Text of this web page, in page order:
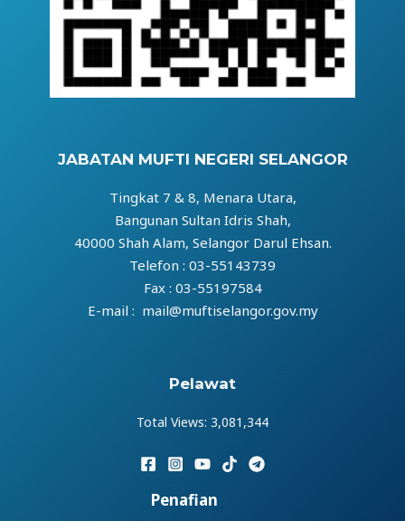
JABATAN MUFTI NEGERI SELANGOR
Tingkat 7 & 8, Menara Utara,
Bangunan Sultan Idris Shah,
40000 Shah Alam, Selangor Darul Ehsan.
Telefon : 03-55143739
Fax : 03-55197584
E-mail : mail@muftiselangor.gov.my
Pelawat
Total Views: 3,081,344
Penafian